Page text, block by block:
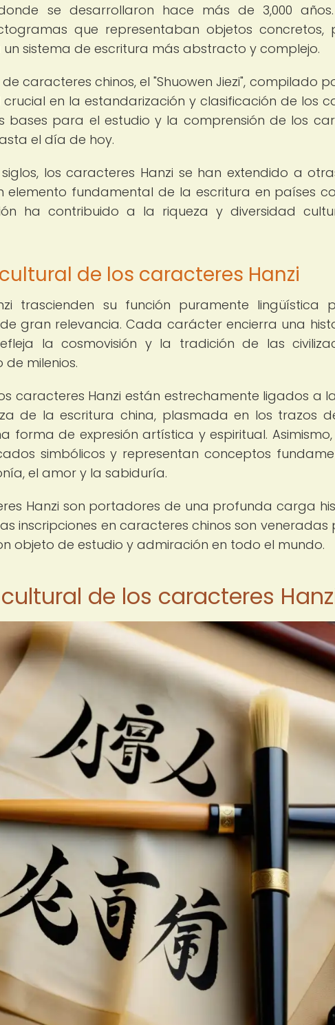
se desarrollaron hace más de 3,000 años.
que representaban objetos concretos,
sistema de escritura más abstracto y complejo.
caracteres chinos, el "Shuowen Jiezi", compilado
crucial en la estandarización y clasificación de los
bases para el estudio y la comprensión de los
el día de hoy.
los caracteres Hanzi se han extendido a
elemento fundamental de la escritura en países
ha contribuido a la riqueza y diversidad
de los caracteres Hanzi
trascienden su función puramente lingüística
gran relevancia. Cada carácter encierra una
la cosmovisión y la tradición de las
milenios.
caracteres Hanzi están estrechamente ligados a
de la escritura china, plasmada en los trazos
forma de expresión artística y espiritual.
simbólicos y representan conceptos
el amor y la sabiduría.
Hanzi son portadores de una profunda carga
inscripciones en caracteres chinos son
objeto de estudio y admiración en todo el mundo.
de los caracteres